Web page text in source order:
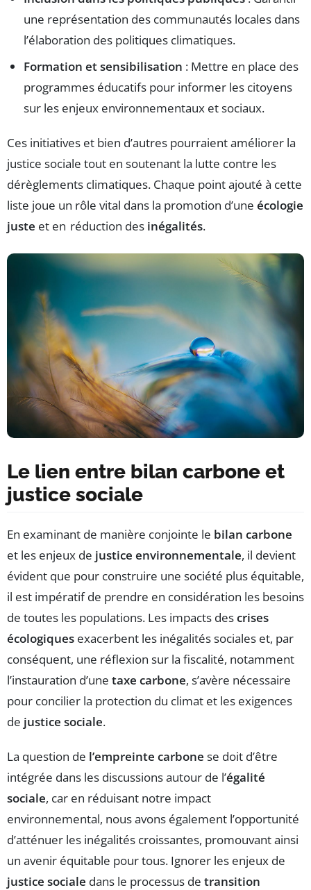
une représentation des communautés locales dans
l’élaboration des politiques climatiques.
Formation et sensibilisation : Mettre en place des
programmes éducatifs pour informer les citoyens
sur les enjeux environnementaux et sociaux.
Ces initiatives et bien d’autres pourraient améliorer la
justice sociale tout en soutenant la lutte contre les
dérèglements climatiques. Chaque point ajouté à cette
liste joue un rôle vital dans la promotion d’une écologie
juste et en réduction des inégalités.
Le lien entre bilan carbone et
justice sociale
En examinant de manière conjointe le bilan carbone
et les enjeux de justice environnementale, il devient
évident que pour construire une société plus équitable,
il est impératif de prendre en considération les besoins
de toutes les populations. Les impacts descrises
écologiques exacerbent les inégalités sociales et, par
conséquent, une réflexion sur la fiscalité, notamment
l’instauration d’une taxe carbone, s’avère nécessaire
pour concilier la protection du climat et les exigences
de justice sociale.
La question de l’empreinte carbone se doit d’être
intégrée dans les discussions autour de l’égalité
sociale, car en réduisant notre impact
environnemental, nous avons également l’opportunité
d’atténuer les inégalités croissantes, promouvant ainsi
un avenir équitable pour tous. Ignorer les enjeux de
justice sociale dans le processus de transition